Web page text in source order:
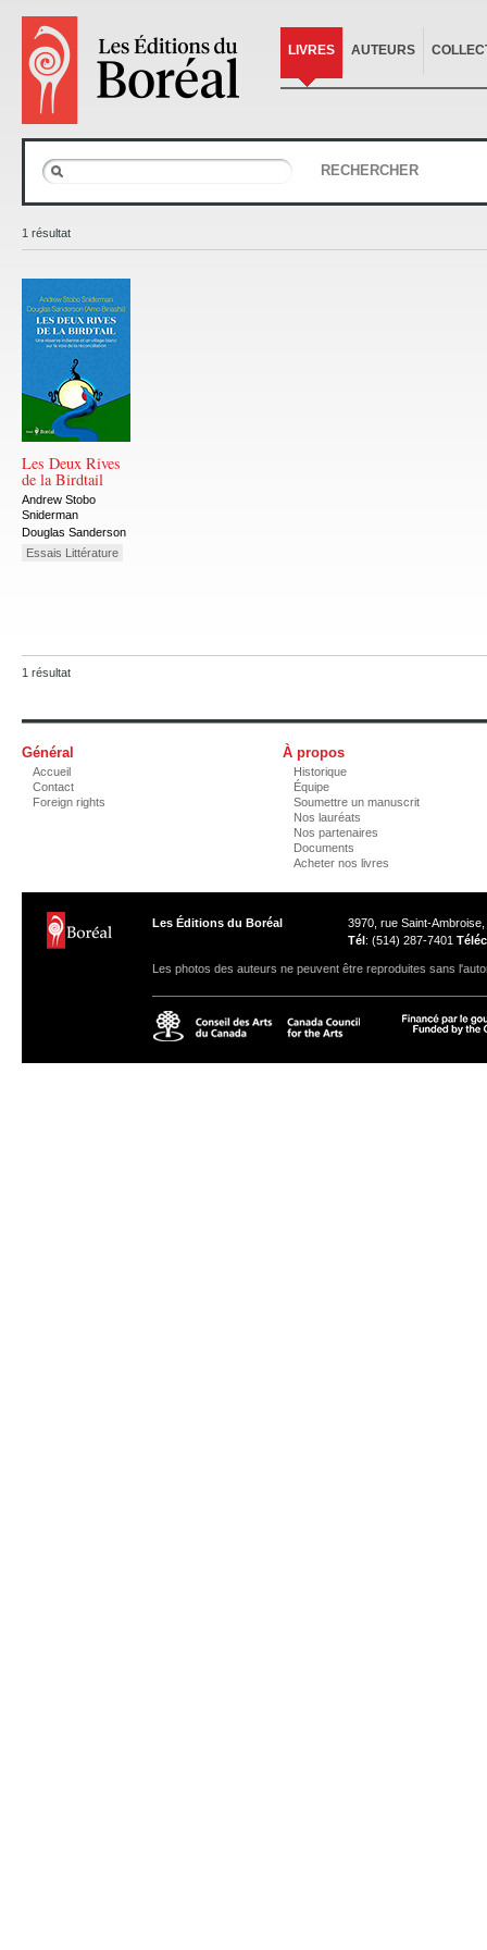
LIVRES AUTEURS
RECHERCHER
1 résultat
Les Deux Rives
de la Birdtail
Andrew Stobo
Sniderman
Douglas Sanderson
Essais Littérature
1 résultat
Général
Accueil
Contact
Foreign rights
À propos
Historique
Équipe
Soumettre un manuscrit
Nos lauréats
Nos partenaires
Documents
Acheter nos livres
Les Éditions du Boréal
3970, rue Saint-
Tél : (514) 287-7401 Téléc
Les photos des auteurs ne peuvent être reproduites sans